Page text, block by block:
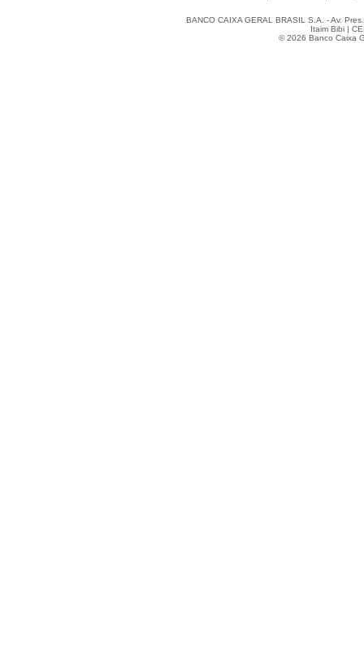
BANCO CAIXA GERAL BRASIL S.A. - Av.
Itaim Bibi |
© 2026 Banco Caixa